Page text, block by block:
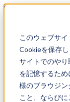
このウェブサ
Cookieを保存
サイトでのや
を記憶するた
様のブラウジ
こと、ならび
Skip to content
業界
材料科
ライフ
半導体
エネル
ソリューシ